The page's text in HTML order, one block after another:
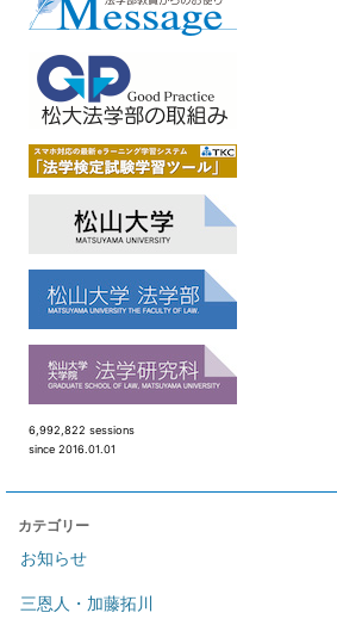
6,992,822 sessions
since 2016.01.01
カテゴリー
お知らせ
三恩人・加藤拓川